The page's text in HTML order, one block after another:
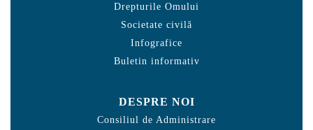
Drepturile Omului
Societate civilă
Infografice
Buletin informativ
DESPRE NOI
Consiliul de Administrare